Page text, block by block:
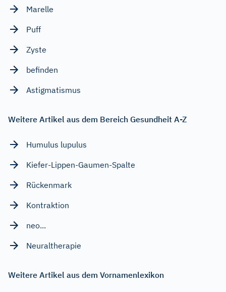
Marelle
Puff
Zyste
befinden
Astigmatismus
Weitere Artikel aus dem Bereich Gesundheit A-Z
Humulus lupulus
Kiefer-Lippen-Gaumen-Spalte
Rückenmark
Kontraktion
neo...
Neuraltherapie
Weitere Artikel aus dem Vornamenlexikon